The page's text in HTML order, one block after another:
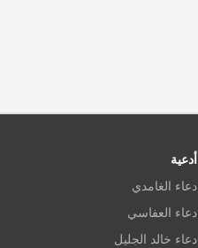
أدعية
دعاء الغامدي
دعاء العفاسي
دعاء خالد الجليل